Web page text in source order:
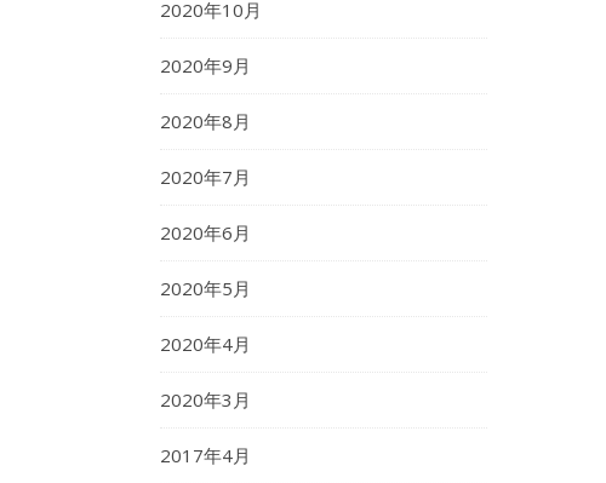
2020年10月
2020年9月
2020年8月
2020年7月
2020年6月
2020年5月
2020年4月
2020年3月
2017年4月